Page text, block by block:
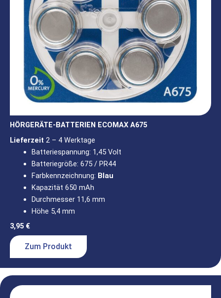
HÖRGERÄTE-BATTERIEN ECOMAX A675
Lieferzeit 2 – 4 Werktage
Batteriespannung: 1,45 Volt
Batteriegröße: 675 / PR44
Farbkennzeichnung: Blau
Kapazität 650 mAh
Durchmesser 11,6 mm
Höhe 5,4 mm
3,95 €
Zum Produkt